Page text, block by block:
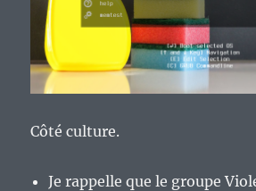
Côté culture.
Je rappelle que le groupe